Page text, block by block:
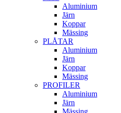
Aluminium
Järn
Koppar
Mässing
PLÅTAR
Aluminium
Järn
Koppar
Mässing
PROFILER
Aluminium
Järn
Mässing